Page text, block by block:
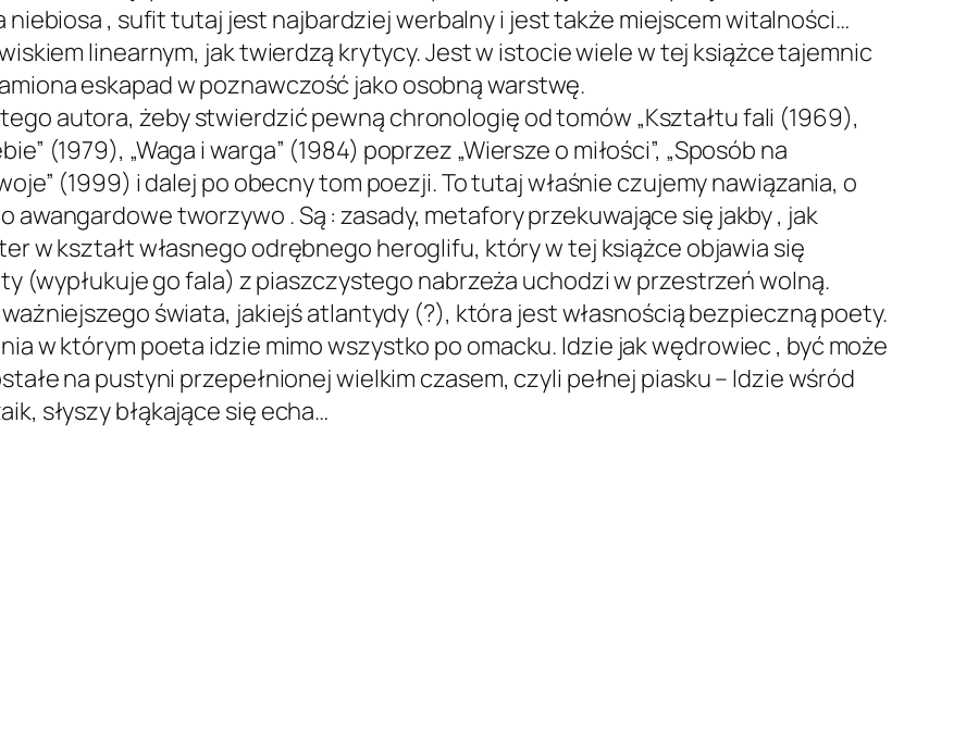
, sufit tutaj jest najbardziej werbalny i jest także miejscem witalności…
linearnym, jak twierdzą krytycy. Jest w istocie wiele w tej książce tajemnic
eskapad w poznawczość jako osobną warstwę.
autora, żeby stwierdzić pewną chronologię od tomów „Kształtu fali (1969),
(1979), „Waga i warga” (1984) poprzez „Wiersze o miłości”, „Sposób na
(1999) i dalej po obecny tom poezji. To tutaj właśnie czujemy nawiązania, o
awangardowe tworzywo . Są : zasady, metafory przekuwające się jakby , jak
w kształt własnego odrębnego heroglifu, który w tej książce objawia się
(wypłukuje go fala) z piaszczystego nabrzeża uchodzi w przestrzeń wolną.
świata, jakiejś atlantydy (?), która jest własnością bezpieczną poety.
w którym poeta idzie mimo wszystko po omacku. Idzie jak wędrowiec , być może
na pustyni przepełnionej wielkim czasem, czyli pełnej piasku – Idzie wśród
słyszy błąkające się echa…